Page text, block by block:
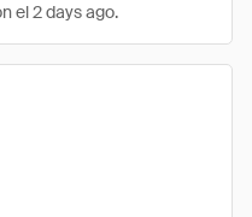
el 2 days ago.